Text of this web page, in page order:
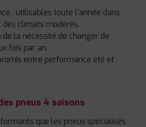
: utilisables toute l'année dans
climats modérés.
de la nécessité de changer de
fois par an.
entre performance été et
pneus 4 saisons
que les pneus spécialisés